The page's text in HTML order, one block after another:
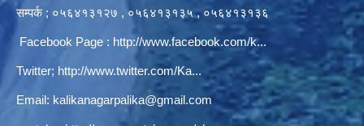
सम्पर्क ; ०५६४१३१२७ , ०५६४१३१३५ , ०५६४१३१३६
Facebook Page : http://www.facebook.com/k...
Twitter; http://www.twitter.com/Ka...
Email: kalikanagarpalika@gmail.com